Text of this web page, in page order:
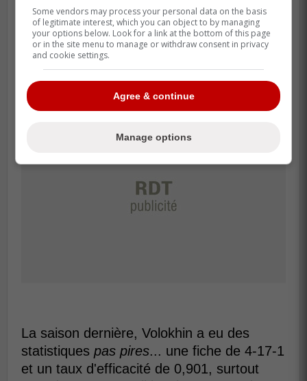
Je crois que c'est normal, il est encore
jeune et il a besoin de temps pour se
développer avant de tenter sa chance en
Amérique du Nord.
La saison dernière, Volokhin a eu des
statistiques pas pires... une fiche de 4-17-1
et un taux d'efficacité de 0,901, surtout
Some vendors may process your personal data on the basis
of legitimate interest, which you can object to by managing
your options below. Look for a link at the bottom of this page
or in the site menu to manage or withdraw consent in privacy
and cookie settings.
Agree & continue
Manage options